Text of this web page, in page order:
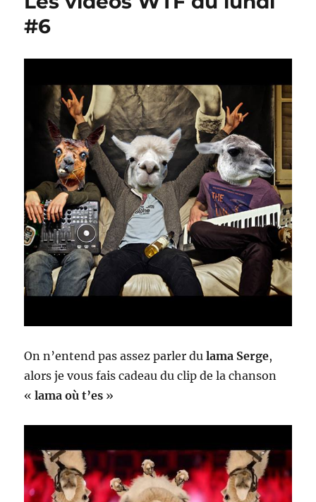
#6
On n’entend pas assez parler dulama Serge,
alors je vous fais cadeau du clip de la chanson
«lama où t’es »